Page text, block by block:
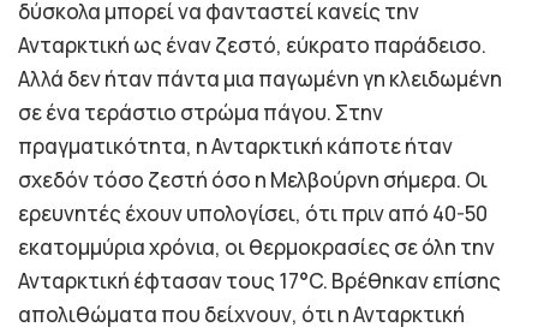
δύσκολα μπορεί να φανταστεί κανείς την
Ανταρκτική ως έναν ζεστό, εύκρατο παράδεισο.
Αλλά δεν ήταν πάντα μια παγωμένη γη κλειδωμένη
σε ένα τεράστιο στρώμα πάγου. Στην
πραγματικότητα, η Ανταρκτική κάποτε ήταν
σχεδόν τόσο ζεστή όσο η Μελβούρνη σήμερα. Οι
ερευνητές έχουν υπολογίσει, ότι πριν από 40-50
εκατομμύρια χρόνια, οι θερμοκρασίες σε όλη την
Ανταρκτική έφτασαν τους 17°C. Βρέθηκαν επίσης
απολιθώματα που δείχνουν, ότι η Ανταρκτική